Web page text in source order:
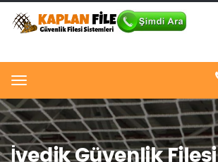
Menu
İvedik Güvenlik Filesi